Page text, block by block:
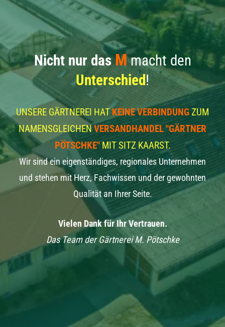
Nicht nur das Mmacht den
Unterschied!
UNSERE GÄRTNEREI HATKEINE VERBINDUNGZUM
NAMENSGLEICHENVERSANDHANDEL "GÄRTNER
PÖTSCHKE"MIT SITZ KAARST.
Wir sind ein eigenständiges, regionales Unternehmen
und stehen mit Herz, Fachwissen und der gewohnten
Qualität an Ihrer Seite.
Vielen Dank für Ihr Vertrauen.
Das Team der Gärtnerei M. Pötschke